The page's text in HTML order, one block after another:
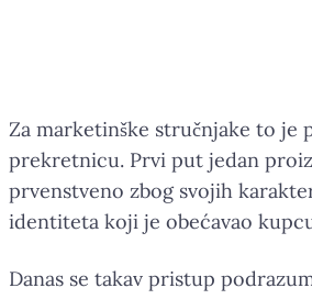
Za marketinške stručnjake to je
prekretnicu. Prvi put jedan
prvenstveno zbog svojih
identiteta koji je obećavao
Danas se takav pristup